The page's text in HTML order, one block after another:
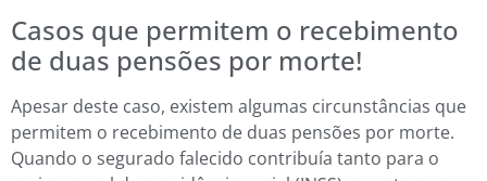
Casos que permitem o recebimento
de duas pensões por morte!
Apesar deste caso, existem algumas circunstâncias que
permitem o recebimento de duas pensões por morte.
Quando o segurado falecido contribuía tanto para o